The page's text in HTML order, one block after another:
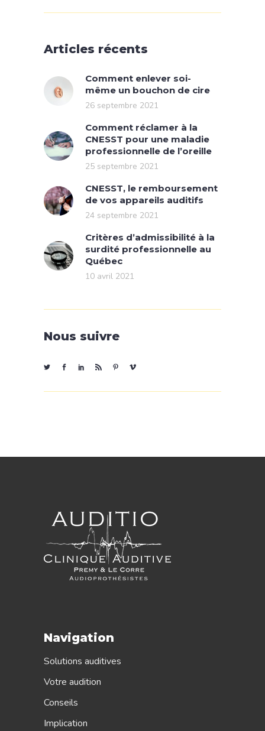
Articles récents
Comment enlever soi-
même un bouchon de cire
26 septembre 2021
Comment réclamer à la
CNESST pour une maladie
professionnelle de l’oreille
25 septembre 2021
CNESST, le remboursement
de vos appareils auditifs
24 septembre 2021
Critères d’admissibilité à la
surdité professionnelle au
Québec
10 avril 2021
Nous suivre
Navigation
Solutions auditives
Votre audition
Conseils
Implication